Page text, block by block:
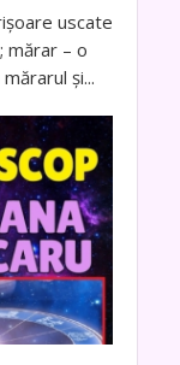
uscate
mărar – o
și...